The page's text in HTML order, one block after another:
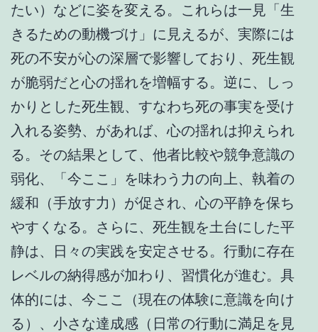
たい）などに姿を変える。これらは一見「生
きるための動機づけ」に見えるが、実際には
死の不安が心の深層で影響しており、死生観
が脆弱だと心の揺れを増幅する。逆に、しっ
かりとした死生観、すなわち死の事実を受け
入れる姿勢、があれば、心の揺れは抑えられ
る。その結果として、他者比較や競争意識の
弱化、「今ここ」を味わう力の向上、執着の
緩和（手放す力）が促され、心の平静を保ち
やすくなる。さらに、死生観を土台にした平
静は、日々の実践を安定させる。行動に存在
レベルの納得感が加わり、習慣化が進む。具
体的には、今ここ（現在の体験に意識を向け
る）、小さな達成感（日常の行動に満足を見